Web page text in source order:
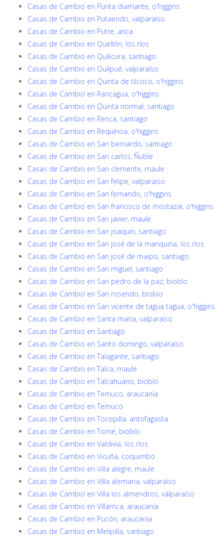
Casas de Cambio en Punta diamante, o'higgins
Casas de Cambio en Putaendo, valparaíso
Casas de Cambio en Putre, arica
Casas de Cambio en Quellón, los ríos
Casas de Cambio en Quilicura, santiago
Casas de Cambio en Quilpué, valparaíso
Casas de Cambio en Quinta de tilcoco, o'higgins
Casas de Cambio en Rancagua, o'higgins
Casas de Cambio en Quinta normal, santiago
Casas de Cambio en Renca, santiago
Casas de Cambio en Requínoa, o'higgins
Casas de Cambio en San bernardo, santiago
Casas de Cambio en San carlos, Ñuble
Casas de Cambio en San clemente, maule
Casas de Cambio en San felipe, valparaíso
Casas de Cambio en San fernando, o'higgins
Casas de Cambio en San francisco de mostazal, o'higgins
Casas de Cambio en San javier, maule
Casas de Cambio en San joaquín, santiago
Casas de Cambio en San josé de la mariquina, los ríos
Casas de Cambio en San josé de maipo, santiago
Casas de Cambio en San miguel, santiago
Casas de Cambio en San pedro de la paz, biobío
Casas de Cambio en San rosendo, biobío
Casas de Cambio en San vicente de tagua tagua, o'higgins
Casas de Cambio en Santa maría, valparaíso
Casas de Cambio en Santiago
Casas de Cambio en Santo domingo, valparaíso
Casas de Cambio en Talagante, santiago
Casas de Cambio en Talca, maule
Casas de Cambio en Talcahuano, biobío
Casas de Cambio en Temuco, araucanía
Casas de Cambio en Temuco
Casas de Cambio en Tocopilla, antofagasta
Casas de Cambio en Tomé, biobío
Casas de Cambio en Valdivia, los ríos
Casas de Cambio en Vicuña, coquimbo
Casas de Cambio en Villa alegre, maule
Casas de Cambio en Villa alemana, valparaíso
Casas de Cambio en Villa los almendros, valparaíso
Casas de Cambio en Villarrica, araucanía
Casas de Cambio en Pucón, araucanía
Casas de Cambio en Melipilla, santiago